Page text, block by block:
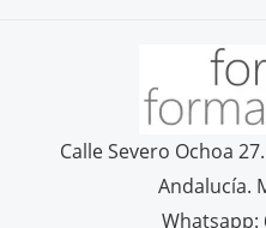
Calle Severo Ochoa
Andalucía.
Whatsapp: